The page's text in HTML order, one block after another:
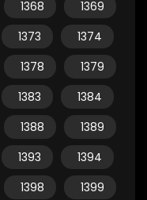
1368
1369
1373
1374
1378
1379
1383
1384
1388
1389
1393
1394
1398
1399